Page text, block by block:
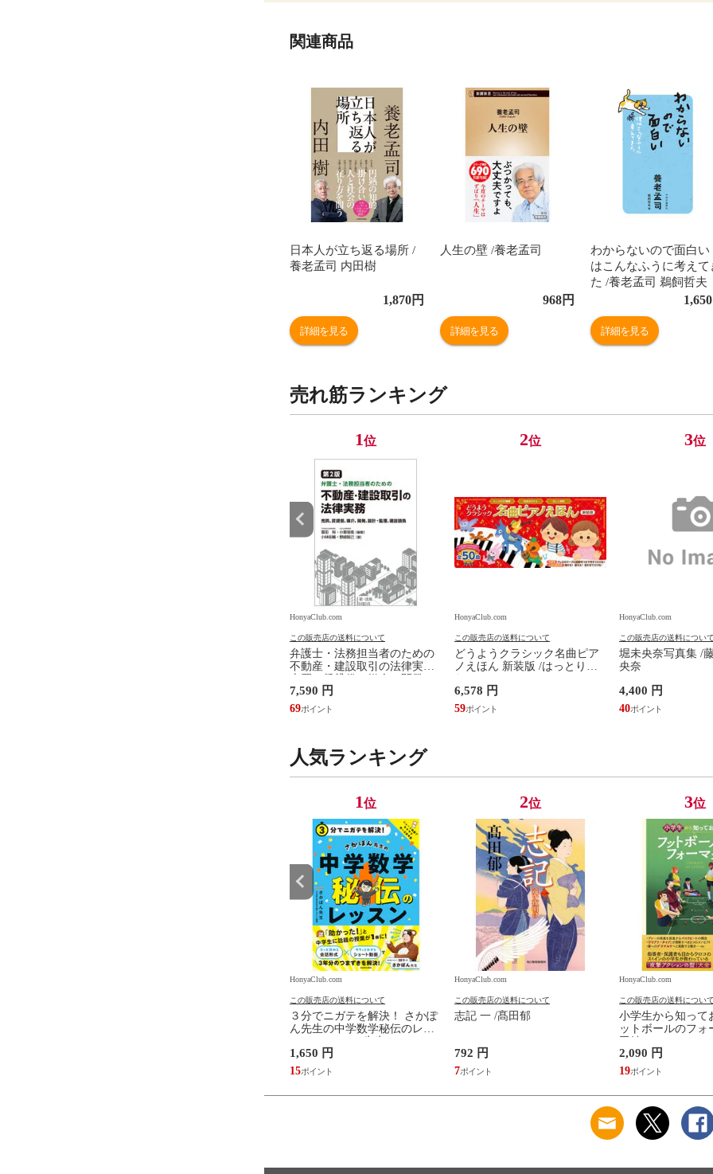
関連商品
日本人が立ち返る場所 /
養老孟司 内田樹
1,870円
詳細を見る
人生の壁 /養老孟司
968円
詳細を見る
わからないので面白い
はこんなふうに考えて
た /養老孟司 鵜飼哲夫
1,650
詳細を見る
売れ筋ランキング
1位
HonyaClub.com
この販売店の送料について
弁護士・法務担当者のための
不動産・建設取引の法律実務
設計・監理、建設請負 第２版
/富田裕 小里佳嵩
7,590 円
69
2位
HonyaClub.com
この販売店の送料について
どうようクラシック名曲ピア
ノえほん 新装版 /はっとりな
ワコ
6,578 円
59
3位
HonyaClub.com
この販売店の送料につい
堀未央奈写真集 /
央奈
4,400 円
40
人気ランキング
1位
HonyaClub.com
この販売店の送料について
３分でニガテを解決！ さかぽ
ん先生の中学数学秘伝のレッ
1,650 円
15
2位
HonyaClub.com
この販売店の送料について
志記 一 /髙田郁
792 円
7
3位
HonyaClub.com
この販売店の送料につい
小学生から知って
ットボールのフォ
2,090 円
19